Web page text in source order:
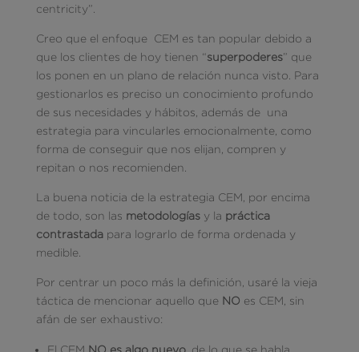
centricity”.
Creo que el enfoque CEM es tan popular debido a
que los clientes de hoy tienen “superpoderes” que
los ponen en un plano de relación nunca visto. Para
gestionarlos es preciso un conocimiento profundo
de sus necesidades y hábitos, además de una
estrategia para vincularles emocionalmente, como
forma de conseguir que nos elijan, compren y
repitan o nos recomienden.
La buena noticia de la estrategia CEM, por encima
de todo, son las metodologíasy la práctica
contrastadapara lograrlo de forma ordenada y
medible.
Por centrar un poco más la definición, usaré la vieja
táctica de mencionar aquello que NO es CEM, sin
afán de ser exhaustivo:
El CEM NO es algo nuevo, de lo que se habla